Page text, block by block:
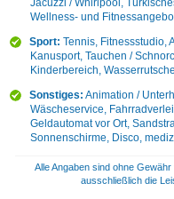
Wellness- und
Sport: Tennis, Fitnessstudio,
Kanusport, Tauchen /
Kinderbereich,
Sonstiges: Animation /
Wäscheservice,
Geldautomat vor Ort,
Sonnenschirme, Disco,
Alle Angaben sind ohne
ausschließlich die